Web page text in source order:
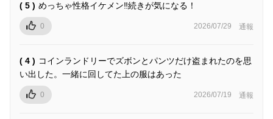
( 5 ) めっちゃ性格イケメン‼︎続きが気になる！
0 2026/07/29 通報
( 4 ) コインランドリーでズボンとパンツだけ盗まれたのを思
い出した。一緒に回してた上の服はあった
0 2026/07/19 通報